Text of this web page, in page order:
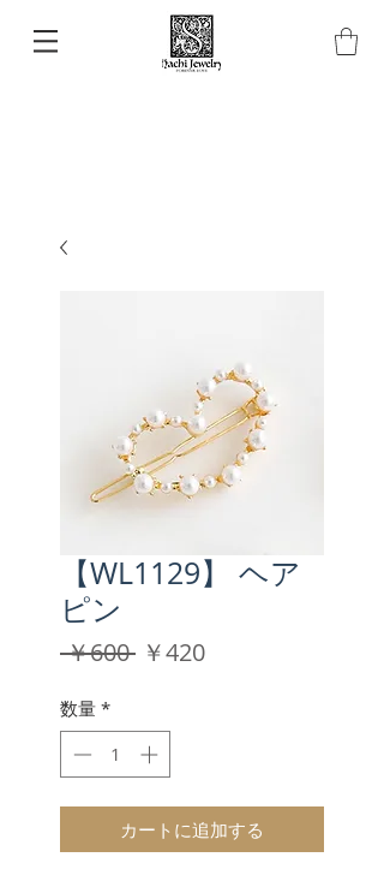
【WL1129】 ヘア
ピン
￥600 通
格
￥420セ
数量 *
カートに追加する